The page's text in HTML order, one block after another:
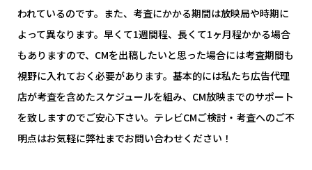
われているのです。また、考査にかかる期間は放映局や時期に
よって異なります。早くて1週間程、長くて1ヶ月程かかる場合
もありますので、CMを出稿したいと思った場合には考査期間も
視野に入れておく必要があります。基本的には私たち広告代理
店が考査を含めたスケジュールを組み、CM放映までのサポート
を致しますのでご安心下さい。テレビCMご検討・考査へのご不
明点はお気軽に弊社までお問い合わせください！